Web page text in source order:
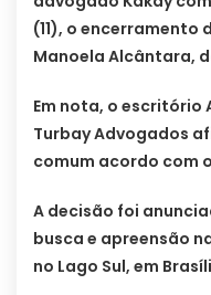
(11), o encerramento
Manoela Alcântara,
Em nota, o escritório
Turbay Advogados
comum acordo com
A decisão foi
busca e apreensão
no Lago Sul, em